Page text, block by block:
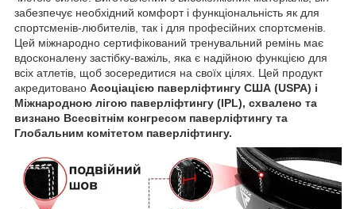
забезпечує необхідний комфорт і функціональність як для
спортсменів-любителів, так і для професійних спортсменів.
Цей міжнародно сертифікований тренувальний ремінь має
вдосконалену застібку-важіль, яка є надійною функцією для
всіх атлетів, щоб зосередитися на своїх цілях. Цей продукт
акредитовано Асоціацією паверліфтингу США (USPA) і
Міжнародною лігою паверліфтингу (IPL), схвалено та
визнано Всесвітнім конгресом паверліфтингу та
Глобальним комітетом паверліфтингу.